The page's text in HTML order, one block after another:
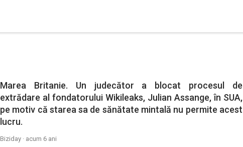
Marea Britanie. Un judecător a blocat procesul de
extrădare al fondatorului Wikileaks, Julian Assange, în SUA,
pe motiv că starea sa de sănătate mintală nu permite acest
lucru.
Biziday · acum 6 ani